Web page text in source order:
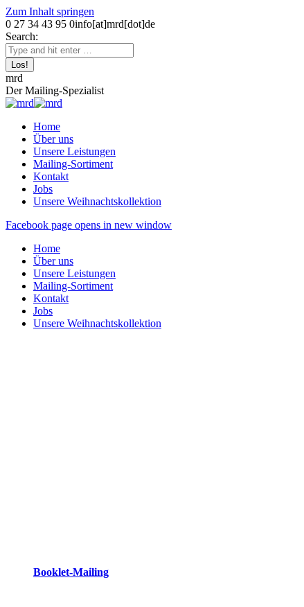
Zum Inhalt springen
0 27 34 43 95 0info[at]mrd[dot]de
Search:
mrd
Der Mailing-Spezialist
Home
Über uns
Unsere Leistungen
Mailing-Sortiment
Kontakt
Jobs
Unsere Weihnachtskollektion
Facebook page opens in new window
Home
Über uns
Unsere Leistungen
Mailing-Sortiment
Kontakt
Jobs
Unsere Weihnachtskollektion
Booklet-Mailing